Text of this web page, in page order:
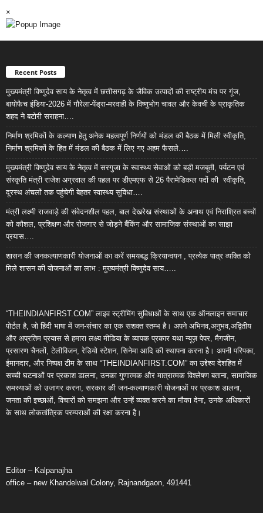
×
Recent Posts
मुख्यमंत्री विष्णुदेव साय के नेतृत्व में छत्तीसगढ़ के जैविक उत्पादों की राष्ट्रीय मंच पर गूंज,
बायोफैच इंडिया-2026 में गौरेला-पेंड्रा-मरवाही के विष्णुभोग चावल और केवची के प्राकृतिक
शहद ने बटोरी सराहना….
निर्माण श्रमिकों के कल्याण हेतु अनेक महत्वपूर्ण निर्णयों को मंडल की बैठक में मिली स्वीकृति,
निर्माण श्रमिकों के हित में मंडल की बैठक में लिए गए अहम फैसले….
मुख्यमंत्री विष्णुदेव साय के नेतृत्व में सरगुजा के स्वास्थ्य सेवाओं को बड़ी मजबूती, पर्यटन एवं
संस्कृति मंत्री राजेश अग्रवाल की पहल पर डीएमएफ से 26 पैरामेडिकल पदों की स्वीकृति,
दूरस्थ अंचलों तक पहुंचेगी बेहतर स्वास्थ्य सुविधा….
मंत्री लक्ष्मी राजवाड़े की संवेदनशील पहल, बाल देखरेख संस्थाओं के अनाथ एवं निराश्रित बच्चों
को कौशल, प्रशिक्षण और रोजगार से जोड़ने बैंकिंग और सामाजिक संस्थाओं का साझा
प्रयास….
शासन की जनकल्याणकारी योजनाओं का करें समयबद्ध क्रियान्वयन , प्रत्येक पात्र व्यक्ति को
मिले शासन की योजनाओं का लाभ : मुख्यमंत्री विष्णुदेव साय…..
“THEINDIANFIRST.COM” लाइव स्ट्रीमिंग सुविधाओं के साथ एक ऑनलाइन समाचार
पोर्टल है, जो हिंदी भाषा में जन-संचार का एक सशक्त स्तम्भ है। अपने अभिनव,अनुभव,अद्वितीय
और अप्रतिम प्रयास से हमारा लक्ष्य मीडिया के व्यापक प्रकार यथा न्यूज़ पेपर, मैगजीन,
प्रसारण चैनलों, टेलीविजन, रेडियो स्टेशन, सिनेमा आदि की स्थापना करना है। अपनी परिपक्व,
ईमानदार, और निष्पक्ष टीम के साथ “THEINDIANFIRST.COM” का उद्देश्य देशहित में
सच्ची घटनाओं पर प्रकाश डालना, उनका गुणात्मक और मात्रात्मक विश्लेषण बताना, सामाजिक
समस्याओं को उजागर करना, सरकार की जन-कल्याणकारी योजनाओं पर प्रकाश डालना,
जनता की इच्छाओं, विचारों को समझना और उन्हें व्यक्त करने का मौका देना, उनके अधिकारों
के साथ लोकतांत्रिक परम्पराओं की रक्षा करना है।
Editor – Kalpanajha
office – new Khandelwal Colony, Rajnandgaon, 491441